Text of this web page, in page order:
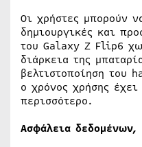
Οι χρήστες μπορούν
δημιουργικές και
του Galaxy Z Flip6
διάρκεια της
βελτιστοποίηση του
ο χρόνος χρήσης έχει
περισσότερο.
Ασφάλεια δεδομένων,